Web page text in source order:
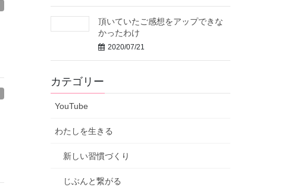
頂いていたご感想をアップできな
かったわけ
2020/07/21
カテゴリー
YouTube
わたしを生きる
新しい習慣づくり
じぶんと繋がる